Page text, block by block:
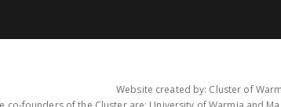
Website created by: Cluster of